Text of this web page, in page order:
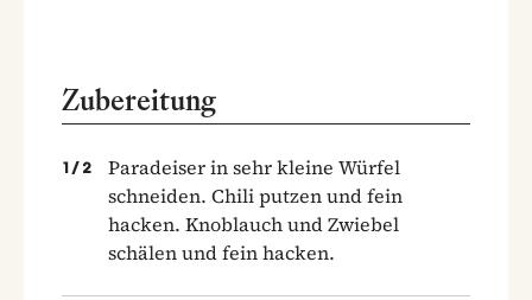
Zubereitung
1 / 2
Paradeiser in sehr kleine Würfel
schneiden. Chili putzen und fein
hacken. Knoblauch und Zwiebel
schälen und fein hacken.